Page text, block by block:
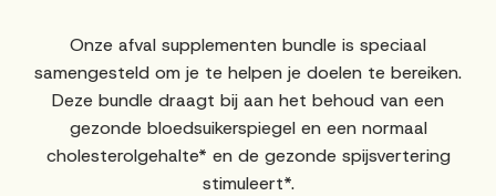
Onze afval supplementen bundle is speciaal
samengesteld om je te helpen je doelen te bereiken.
Deze bundle draagt bij aan het behoud van een
gezonde bloedsuikerspiegel en een normaal
cholesterolgehalte* en de gezonde spijsvertering
stimuleert*.